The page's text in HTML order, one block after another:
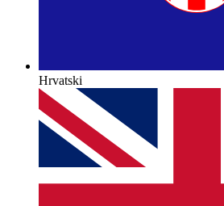
Hrvatski